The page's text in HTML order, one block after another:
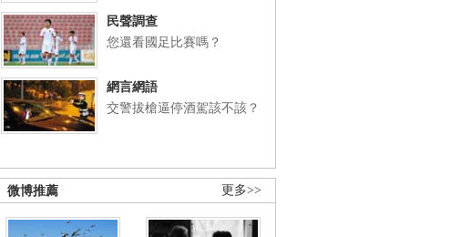
民聲調查
您還看國足比賽嗎？
網言網語
交警拔槍逼停酒駕該不該？
更多>>
微博推薦